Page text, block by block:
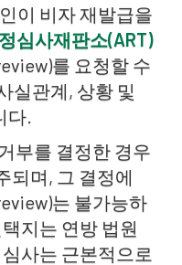
이 비자 재발급을
심사재판소(ART)
를 요청할 수
실관계, 상황 및
다.
부를 결정한 경우
되며, 그 결정에
는 불가능하
지는 연방 법원
사는 근본적으로